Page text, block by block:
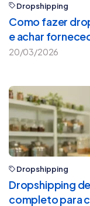
Dropshipping
Como fazer
e achar
20/03/2026
Dropshipping
Dropshipping
completo para